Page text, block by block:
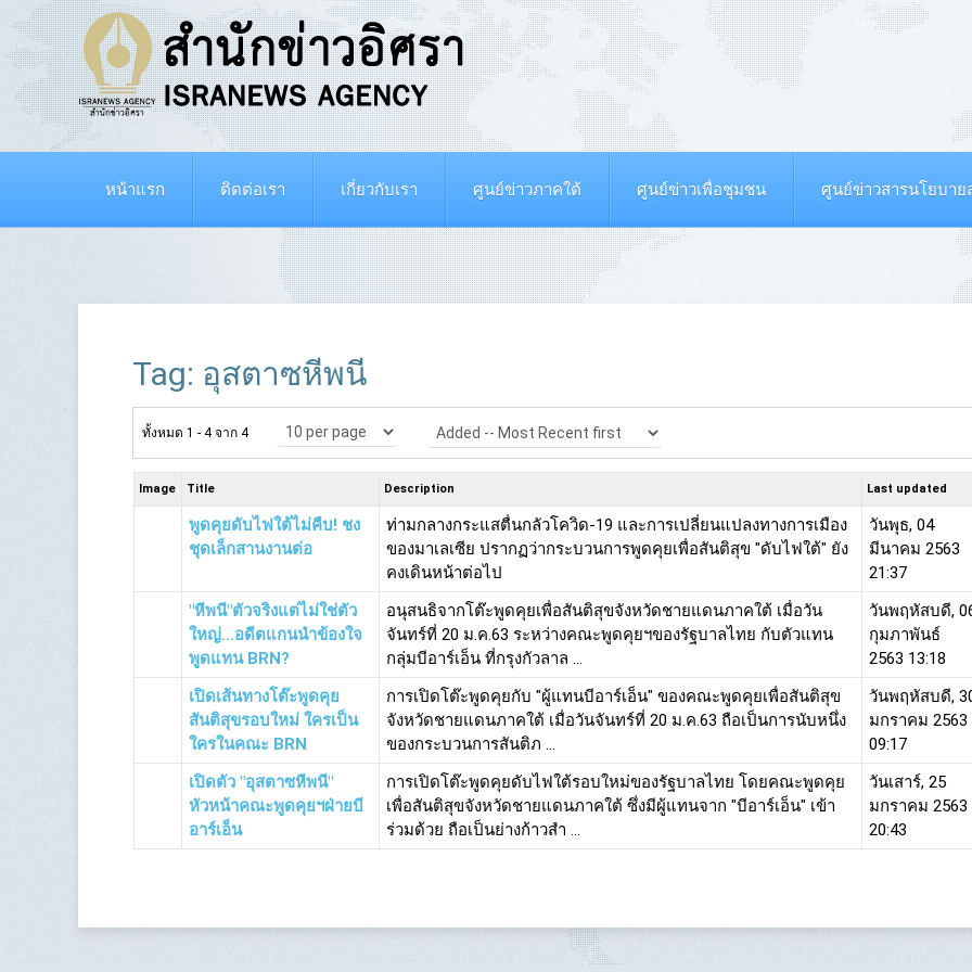
หน้าแรก ติดต่อเรา เกี่ยวกับเรา ศูนย์ข่าวภาคใต้ ศูนย์ข่าวเพื่อชุมชน ศูนย์ข่าวสารนโยบา
Tag: อุสตาซหีพนี
ทั้งหมด 1 - 4 จาก 4
Image Title Description Last updated
พูดคุยดับไฟใต้ไม่คืบ! ชง
ชุดเล็กสานงานต่อ
ท่ามกลางกระแสตื่นกลัวโควิด-19 และการเปลี่ยนแปลงทางการเมือง
ของมาเลเซีย ปรากฏว่ากระบวนการพูดคุยเพื่อสันติสุข "ดับไฟใต้" ยัง
คงเดินหน้าต่อไป
วันพุธ, 04
มีนาคม 2563
21:37
"หีพนี"ตัวจริงแต่ไม่ใช่ตัว
ใหญ่...อดีตแกนนำข้องใจ
พูดแทน BRN?
อนุสนธิจากโต๊ะพูดคุยเพื่อสันติสุขจังหวัดชายแดนภาคใต้ เมื่อวัน
จันทร์ที่ 20 ม.ค.63 ระหว่างคณะพูดคุยฯของรัฐบาลไทย กับตัวแทน
กลุ่มบีอาร์เอ็น ที่กรุงกัวลาล ...
วันพฤหัสบดี,
กุมภาพันธ์
2563 13:18
เปิดเส้นทางโต๊ะพูดคุย
สันติสุขรอบใหม่ ใครเป็น
ใครในคณะ BRN
การเปิดโต๊ะพูดคุยกับ "ผู้แทนบีอาร์เอ็น" ของคณะพูดคุยเพื่อสันติสุข
จังหวัดชายแดนภาคใต้ เมื่อวันจันทร์ที่ 20 ม.ค.63 ถือเป็นการนับหนึ่ง
ของกระบวนการสันติภ ...
วันพฤหัสบดี,
มกราคม 2563
09:17
เปิดตัว "อุสตาซหีพนี"
หัวหน้าคณะพูดคุยฯฝ่ายบี
อาร์เอ็น
การเปิดโต๊ะพูดคุยดับไฟใต้รอบใหม่ของรัฐบาลไทย โดยคณะพูดคุย
เพื่อสันติสุขจังหวัดชายแดนภาคใต้ ซึ่งมีผู้แทนจาก "บีอาร์เอ็น" เข้า
ร่วมด้วย ถือเป็นย่างก้าวสำ ...
วันเสาร์, 25
มกราคม 2563
20:43